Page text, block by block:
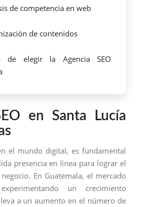
de competencia en web
de contenidos
de elegir la Agencia SEO
en Santa Lucía
el mundo digital, es fundamental
presencia en línea para lograr el
En Guatemala, el mercado
un crecimiento
a un aumento en el número de